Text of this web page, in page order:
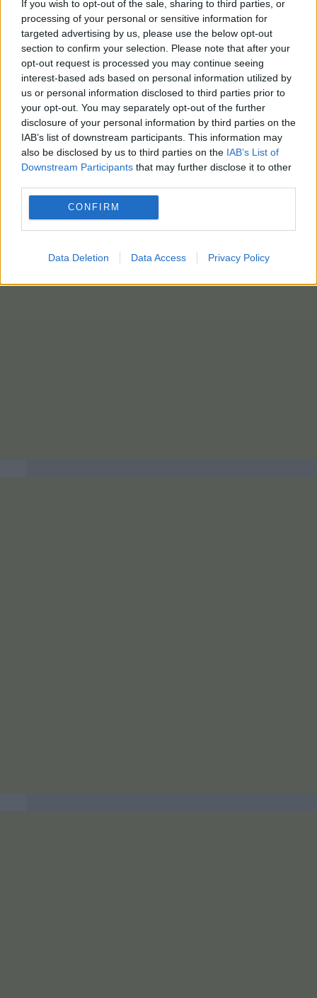
If you wish to opt-out of the sale, sharing to third parties, or
processing of your personal or sensitive information for
targeted advertising by us, please use the below opt-out
section to confirm your selection. Please note that after your
opt-out request is processed you may continue seeing
interest-based ads based on personal information utilized by
us or personal information disclosed to third parties prior to
your opt-out. You may separately opt-out of the further
disclosure of your personal information by third parties on the
IAB’s list of downstream participants. This information may
also be disclosed by us to third parties on the IAB’s List of
Downstream Participants that may further disclose it to other
CONFIRM
Data Deletion Data Access Privacy Policy